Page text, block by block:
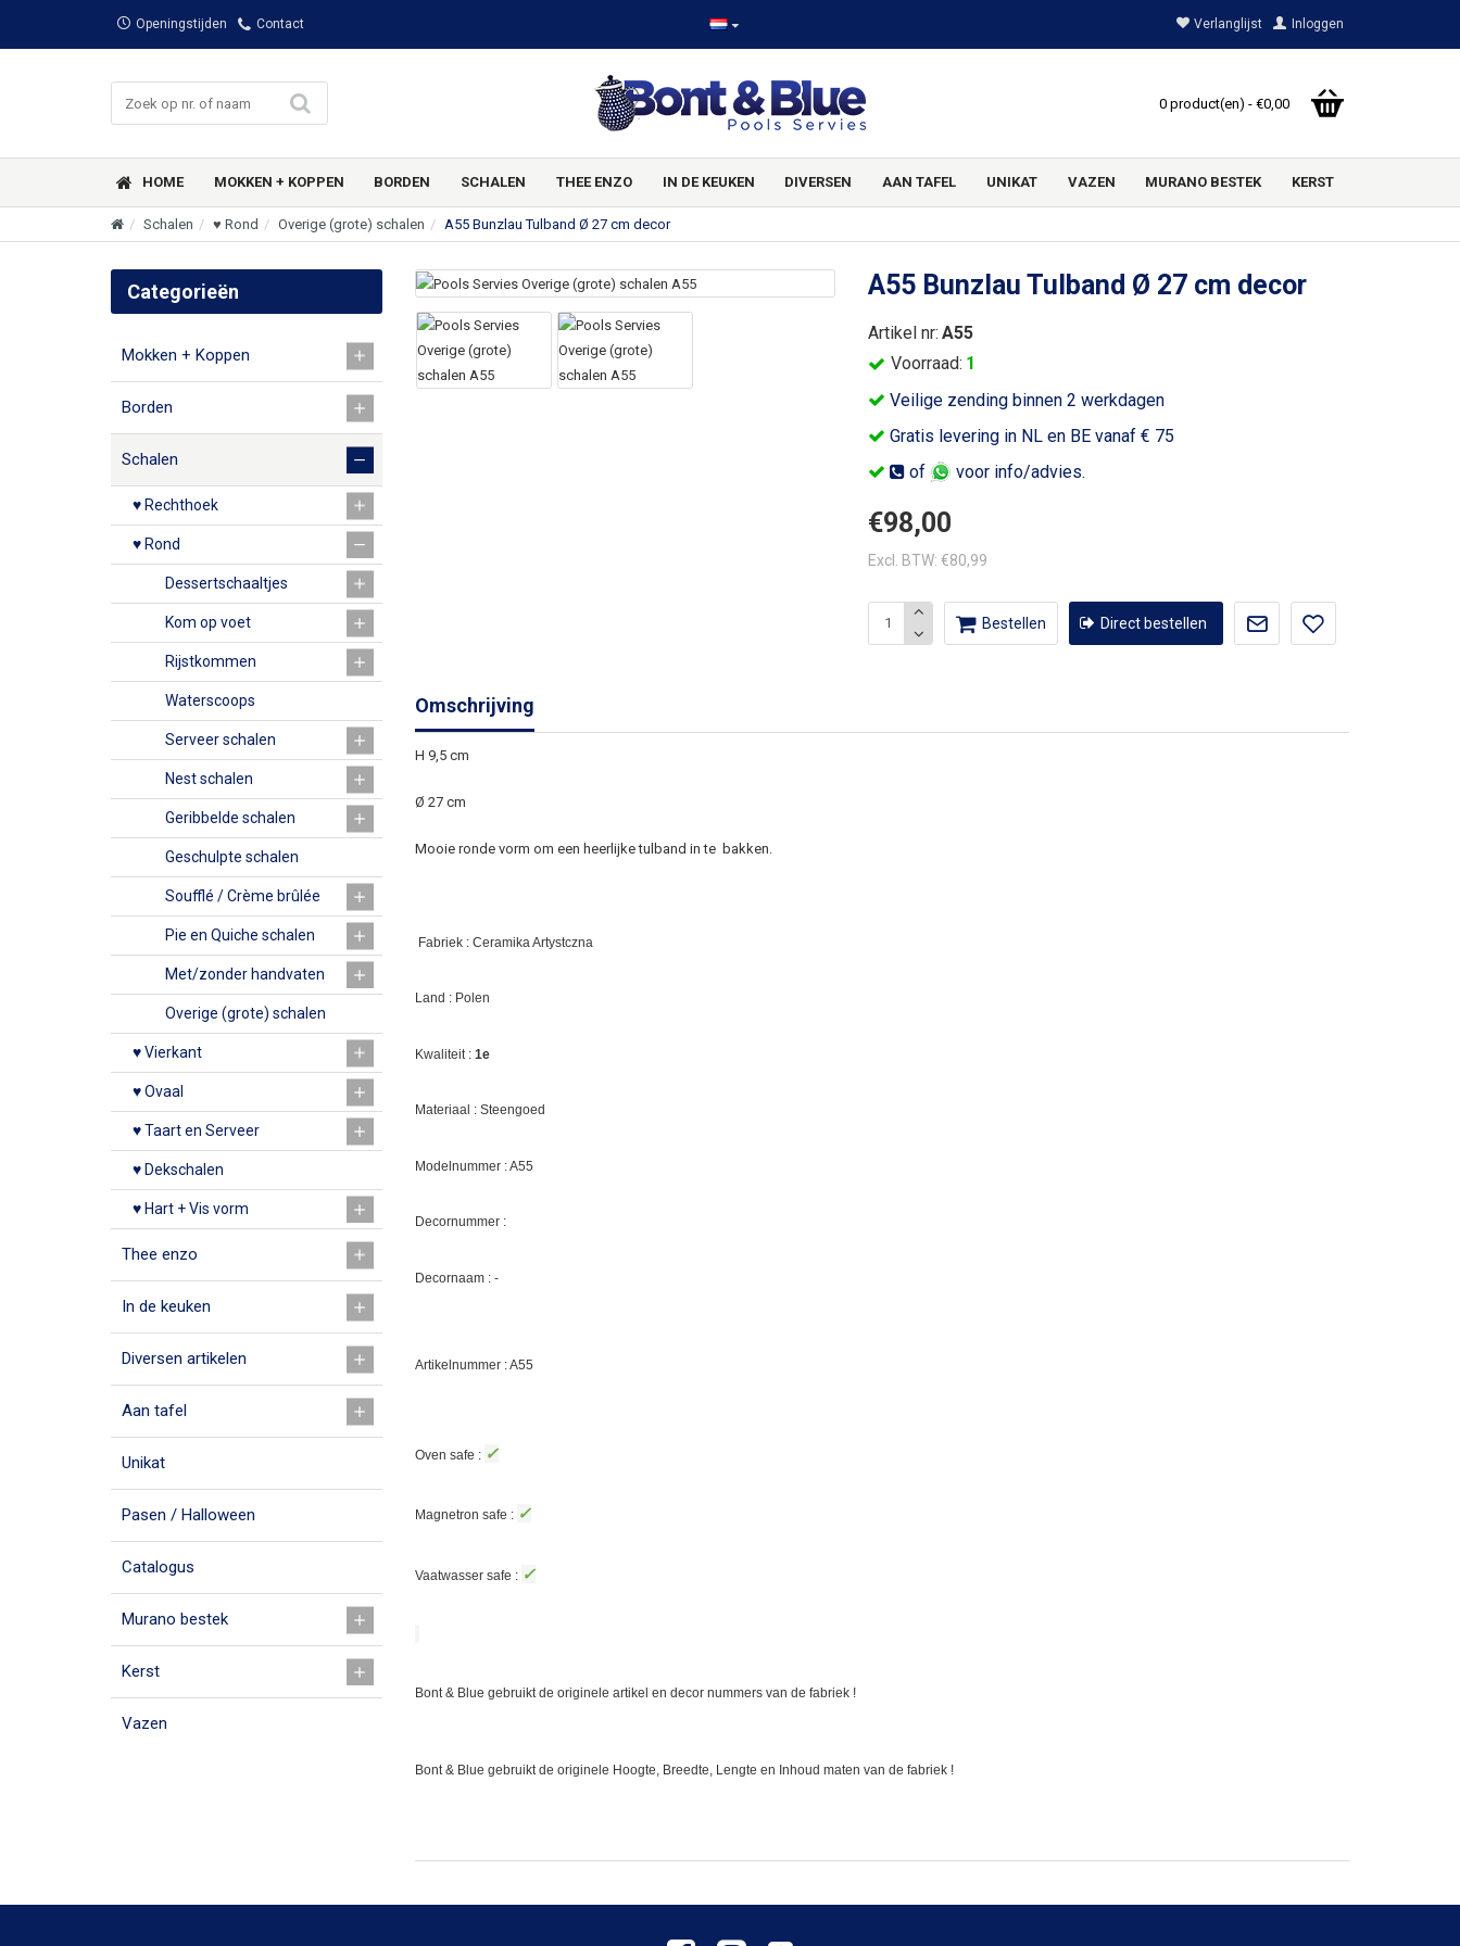
Openingstijden Contact Verlanglijst Inloggen
0 product(en) - €0,00
HOME MOKKEN + KOPPEN BORDEN SCHALEN THEE ENZO IN DE KEUKEN DIVERSEN AAN TAFEL UNIKAT VAZEN MURANO BESTEK KERST
Schalen ♥ Rond Overige (grote) schalen A55 Bunzlau Tulband Ø 27 cm decor
Categorieën
Mokken + Koppen
Borden
Schalen
♥ Rechthoek
♥ Rond
Dessertschaaltjes
Kom op voet
Rijstkommen
Waterscoops
Serveer schalen
Nest schalen
Geribbelde schalen
Geschulpte schalen
Soufflé / Crème brûlée
Pie en Quiche schalen
Met/zonder handvaten
Overige (grote) schalen
♥ Vierkant
♥ Ovaal
♥ Taart en Serveer
♥ Dekschalen
♥ Hart + Vis vorm
Thee enzo
In de keuken
Diversen artikelen
Aan tafel
Unikat
Pasen / Halloween
Catalogus
Murano bestek
Kerst
Vazen
A55 Bunzlau Tulband Ø 27 cm decor
Veilige zending binnen 2 werkdagen
Gratis levering in NL en BE vanaf € 75
of
voor info/advies.
Voorraad: 1
Artikel nr: A55
€98,00
Excl. BTW: €80,99
Bestellen Direct bestellen
Omschrijving
H 9,5 cm
Ø 27 cm
Mooie ronde vorm om een heerlijke tulband in te bakken.
Fabriek : Ceramika Artystczna
Land : Polen
Kwaliteit : 1e
Materiaal : Steengoed
Modelnummer : A55
Decornummer :
Decornaam : -
Artikelnummer : A55
Oven safe : ✓
Magnetron safe : ✓
Vaatwasser safe : ✓
Bont & Blue gebruikt de originele artikel en decor nummers van de fabriek !
Bont & Blue gebruikt de originele Hoogte, Breedte, Lengte en Inhoud maten van de fabriek !